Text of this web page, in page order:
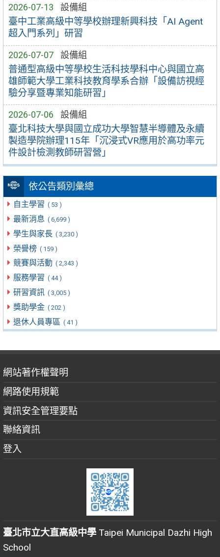
2026-07-13 設備組
臺中工業高級中等學校辦理新興科技「AI Agent
超入門系列」研習
2026-07-07 設備組
普通型高級中等學校生活科技學科中心與國立高
雄師範大學工業科技教育學系合辦「設備訪視經
驗分享暨專業知能研習」
2026-07-06 設備組
臺北科技大學與國立成功大學智慧半導體及永續
製造學院辦理115年「沉浸式VR應用於高功率元
件設計檢測教師研習營」
依公告類別彙總
自主學習 ( 53 )
最新消息 ( 6,699 )
學生與家長 ( 3,230 )
榮譽榜 ( 159 )
競賽與活動 ( 2,343 )
服務學習 ( 44 )
研習資訊 ( 3,005 )
獎助學金 ( 202 )
退休人員專區 ( 41 )
網站著作權聲明
網路使用規範
資訊安全管理要點
聯絡資訊
登入
臺北市立大直高級中學 Taipei Municipal Dazhi High
School